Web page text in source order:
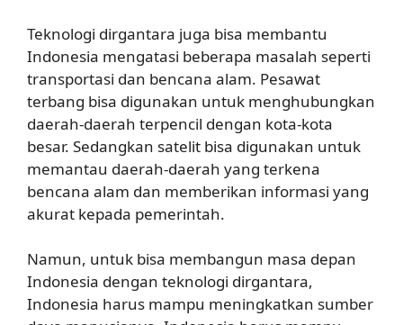
Teknologi dirgantara juga bisa membantu
Indonesia mengatasi beberapa masalah seperti
transportasi dan bencana alam. Pesawat
terbang bisa digunakan untuk menghubungkan
daerah-daerah terpencil dengan kota-kota
besar. Sedangkan satelit bisa digunakan untuk
memantau daerah-daerah yang terkena
bencana alam dan memberikan informasi yang
akurat kepada pemerintah.
Namun, untuk bisa membangun masa depan
Indonesia dengan teknologi dirgantara,
Indonesia harus mampu meningkatkan sumber